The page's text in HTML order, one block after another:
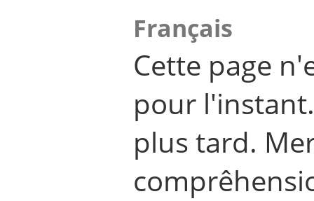
Français
Cette page
pour
plus tard.